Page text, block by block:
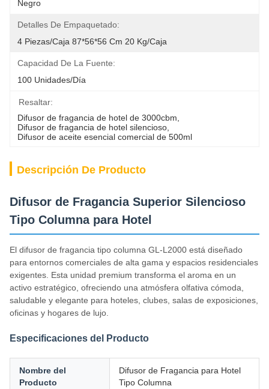
Negro
Detalles De Empaquetado:
4 Piezas/caja 87*56*56 Cm 20 Kg/caja
Capacidad De La Fuente:
100 Unidades/día
Resaltar:
Difusor de fragancia de hotel de 3000cbm
Difusor de fragancia de hotel silencioso
Difusor de aceite esencial comercial de 500ml
Descripción De Producto
Difusor de Fragancia Superior Silencioso
Tipo Columna para Hotel
El difusor de fragancia tipo columna GL-L2000 está diseñado
para entornos comerciales de alta gama y espacios residenciales
exigentes. Esta unidad premium transforma el aroma en un
activo estratégico, ofreciendo una atmósfera olfativa cómoda,
saludable y elegante para hoteles, clubes, salas de exposiciones,
oficinas y hogares de lujo.
Especificaciones del Producto
Nombre del
Producto
Difusor de Fragancia para Hotel
Tipo Columna